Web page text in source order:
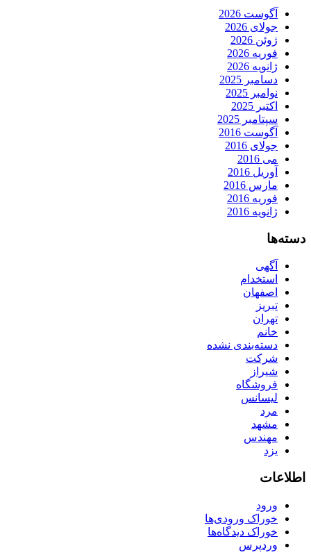
آگوست 2026
جولای 2026
ژوئن 2026
فوریه 2026
ژانویه 2026
دسامبر 2025
نوامبر 2025
اکتبر 2025
سپتامبر 2025
آگوست 2016
جولای 2016
می 2016
آوریل 2016
مارس 2016
فوریه 2016
ژانویه 2016
دسته‌ها
آگهی
استخدام
اصفهان
تبریز
تهران
خانم
دسته‌بندی نشده
شرکت
شیراز
فروشگاه
لیسانس
مرد
مشهد
مهندس
یزد
اطلاعات
ورود
خوراک ورودی‌ها
خوراک دیدگاه‌ها
وردپرس